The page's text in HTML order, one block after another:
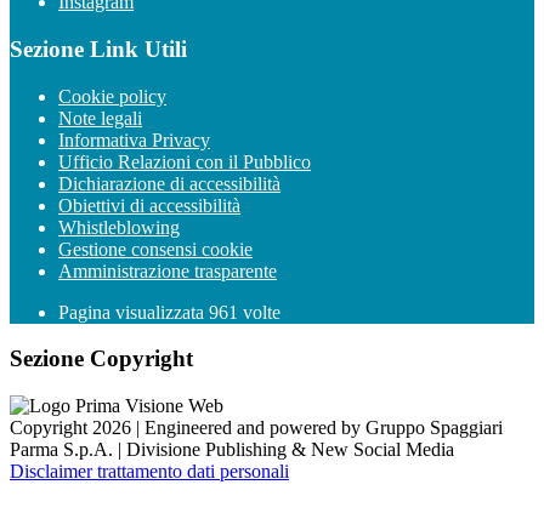
Sezione Link Utili
Cookie policy
Note legali
Informativa Privacy
Ufficio Relazioni con il Pubblico
Dichiarazione di accessibilità
Obiettivi di accessibilità
Whistleblowing
Gestione consensi cookie
Amministrazione trasparente
Pagina visualizzata 961 volte
Sezione Copyright
Copyright 2026 | Engineered and powered by Gruppo Spaggiari
Parma S.p.A. | Divisione Publishing & New Social Media
Disclaimer trattamento dati personali